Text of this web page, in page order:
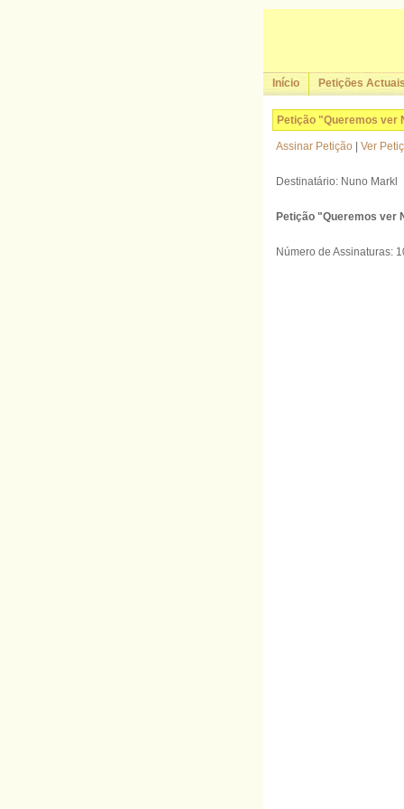
Início Petições Actuais
Petição "Queremos ver
Assinar Petição Ver
Destinatário: Nuno Markl
Petição "Queremos ver
Número de Assinaturas: